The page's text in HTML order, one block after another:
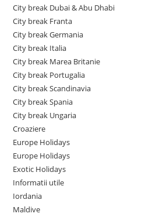
City break Dubai & Abu Dhabi
City break Franta
City break Germania
City break Italia
City break Marea Britanie
City break Portugalia
City break Scandinavia
City break Spania
City break Ungaria
Croaziere
Europe Holidays
Europe Holidays
Exotic Holidays
Informatii utile
Iordania
Maldive